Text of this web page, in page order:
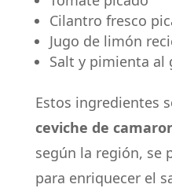
Cilantro fresco
Jugo de limón
Salt y pimienta al
Estos ingredientes
ceviche de
según la región, se
para enriquecer el